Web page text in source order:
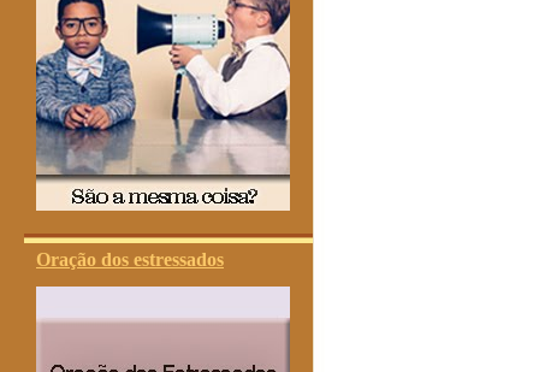
Oração dos estressados